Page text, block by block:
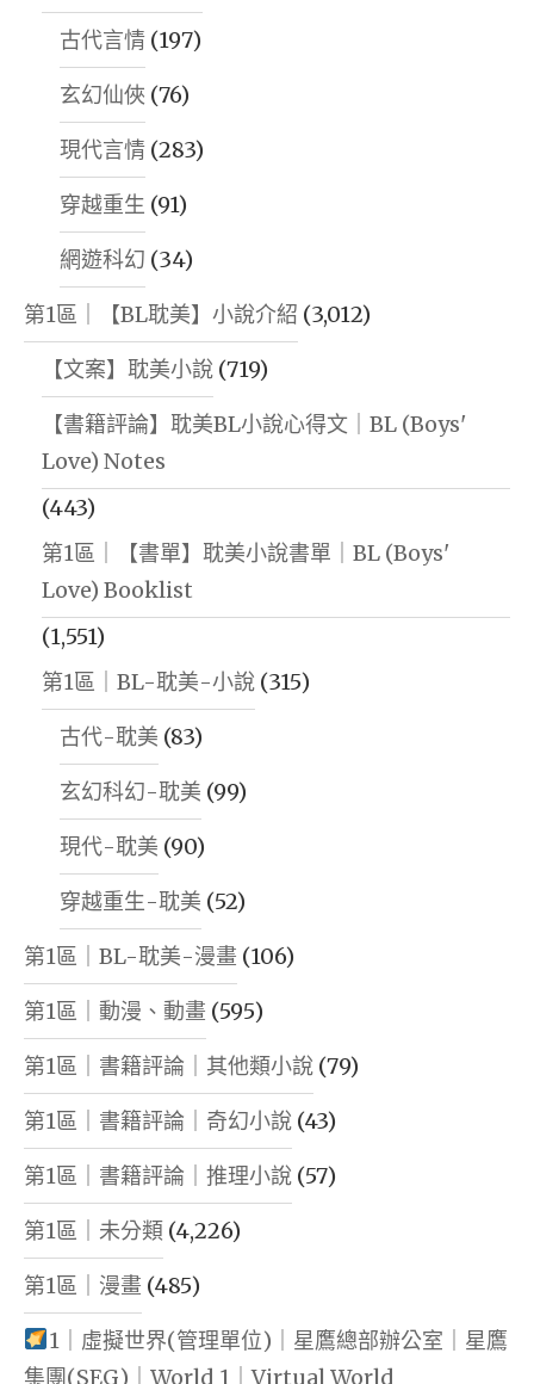
古代言情 (197)
玄幻仙俠 (76)
現代言情 (283)
穿越重生 (91)
網遊科幻 (34)
第1區｜【BL耽美】小說介紹 (3,012)
【文案】耽美小說 (719)
【書籍評論】耽美BL小說心得文｜BL (Boys'
Love) Notes
(443)
第1區｜【書單】耽美小說書單｜BL (Boys'
Love) Booklist
(1,551)
第1區｜BL-耽美-小說 (315)
古代-耽美 (83)
玄幻科幻-耽美 (99)
現代-耽美 (90)
穿越重生-耽美 (52)
第1區｜BL-耽美-漫畫 (106)
第1區｜動漫、動畫 (595)
第1區｜書籍評論｜其他類小說 (79)
第1區｜書籍評論｜奇幻小說 (43)
第1區｜書籍評論｜推理小說 (57)
第1區｜未分類 (4,226)
第1區｜漫畫 (485)
1｜虛擬世界(管理單位)｜星鷹總部辦公室｜星鷹
集團(SEG)｜World 1｜Virtual World